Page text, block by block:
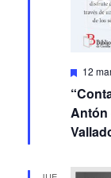
12
Antón